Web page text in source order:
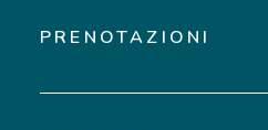
PRENOTAZIONI